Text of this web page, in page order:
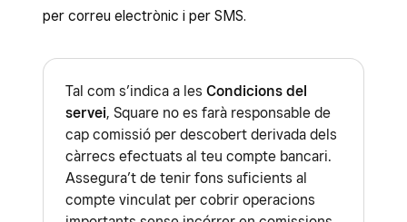
per correu electrònic i per SMS.
Tal com s’indica a les Condicions del
servei, Square no es farà responsable de
cap comissió per descobert derivada dels
càrrecs efectuats al teu compte bancari.
Assegura’t de tenir fons suficients al
compte vinculat per cobrir operacions